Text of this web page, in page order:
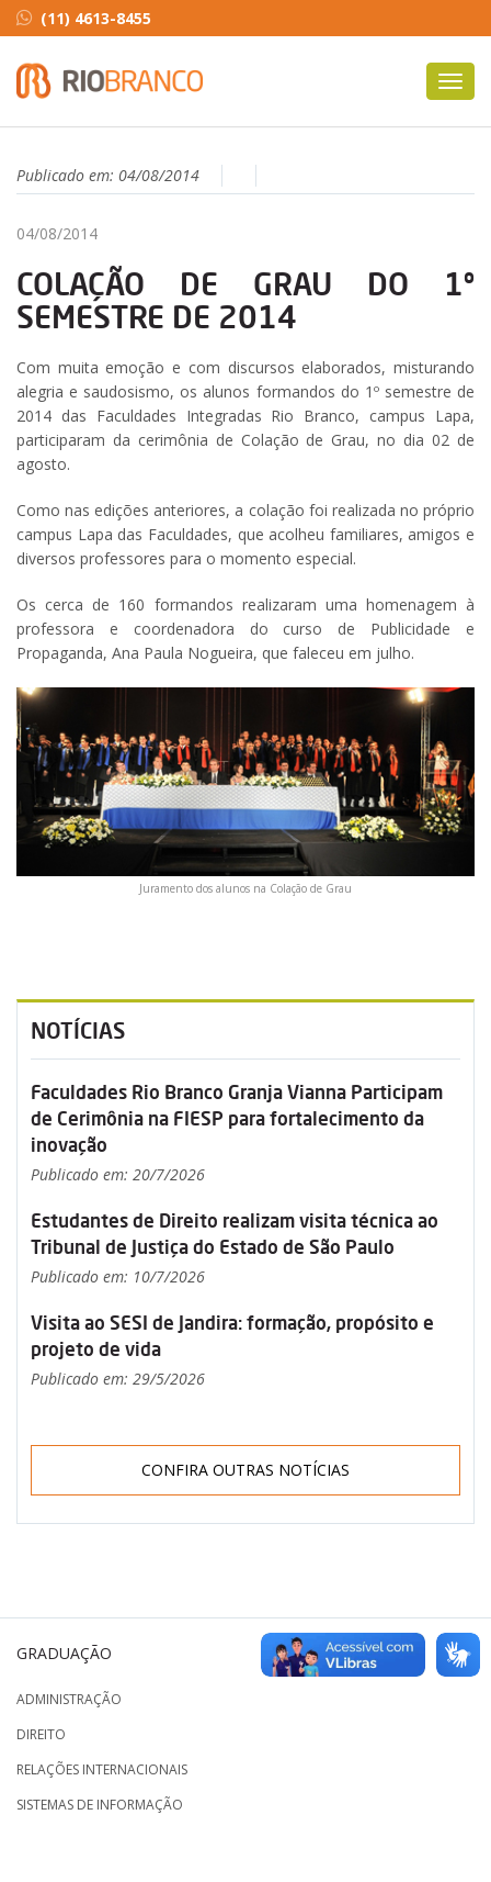
(11) 4613-8455
Publicado em: 04/08/2014
04/08/2014
COLAÇÃO DE GRAU DO 1º
SEMESTRE DE 2014
Com muita emoção e com discursos elaborados, misturando
alegria e saudosismo, os alunos formandos do 1º semestre de
2014 das Faculdades Integradas Rio Branco, campus Lapa,
participaram da cerimônia de Colação de Grau, no dia 02 de
agosto.
Como nas edições anteriores, a colação foi realizada no próprio
campus Lapa das Faculdades, que acolheu familiares, amigos e
diversos professores para o momento especial.
Os cerca de 160 formandos realizaram uma homenagem à
professora e coordenadora do curso de Publicidade e
Propaganda, Ana Paula Nogueira, que faleceu em julho.
Juramento dos alunos na Colação de Grau
NOTÍCIAS
Faculdades Rio Branco Granja Vianna Participam
de Cerimônia na FIESP para fortalecimento da
inovação
Publicado em: 20/7/2026
Estudantes de Direito realizam visita técnica ao
Tribunal de Justiça do Estado de São Paulo
Publicado em: 10/7/2026
Visita ao SESI de Jandira: formação, propósito e
projeto de vida
Publicado em: 29/5/2026
CONFIRA OUTRAS NOTÍCIAS
GRADUAÇÃO
ADMINISTRAÇÃO
DIREITO
RELAÇÕES INTERNACIONAIS
SISTEMAS DE INFORMAÇÃO